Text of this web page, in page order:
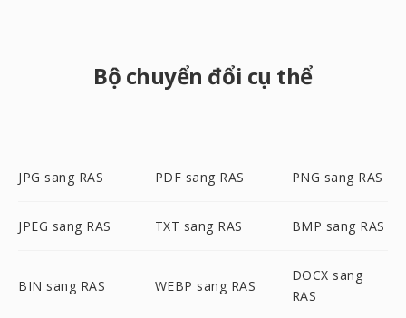
Bộ chuyển đổi cụ thể
JPG sang RAS PDF sang RAS PNG sang RAS
JPEG sang RAS TXT sang RAS BMP sang RAS
BIN sang RAS WEBP sang RAS
DOCX sang
RAS